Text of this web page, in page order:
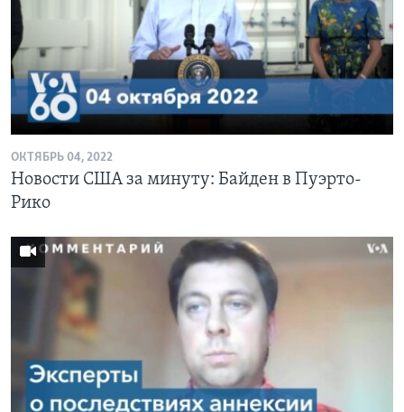
ОКТЯБРЬ 04, 2022
Новости США за минуту: Байден в Пуэрто-
Рико